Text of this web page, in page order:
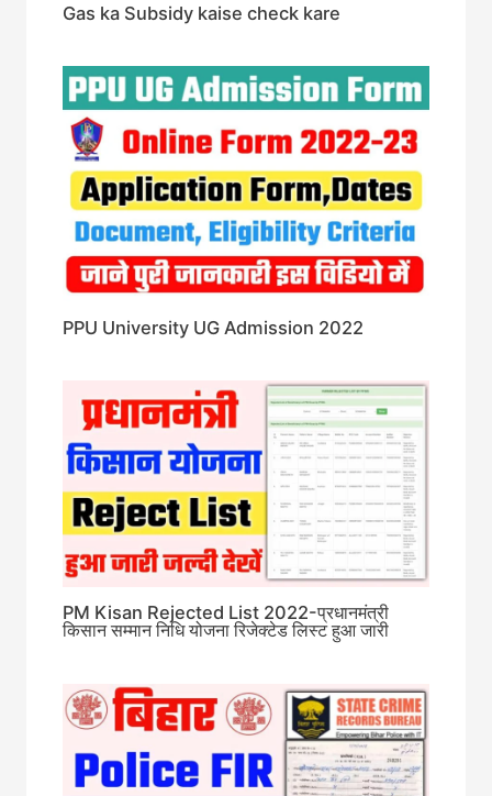
Gas ka Subsidy kaise check kare
PPU University UG Admission 2022
PM Kisan Rejected List 2022-प्रधानमंत्री
किसान सम्मान निधि योजना रिजेक्टेड लिस्ट हुआ जारी